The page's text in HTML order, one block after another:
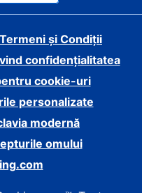
Termeni și Condiții
confidențialitatea
cookie-uri
personalizate
modernă
omului